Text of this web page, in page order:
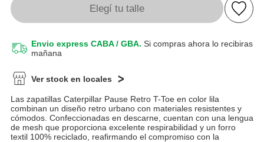
Elegí tu talle
Envio express CABA / GBA. Si compras ahora lo recibiras
mañana
Ver stock en locales
Las zapatillas Caterpillar Pause Retro T-Toe en color lila
combinan un diseño retro urbano con materiales resistentes y
cómodos. Confeccionadas en descarne, cuentan con una lengua
de mesh que proporciona excelente respirabilidad y un forro
textil 100% reciclado, reafirmando el compromiso con la